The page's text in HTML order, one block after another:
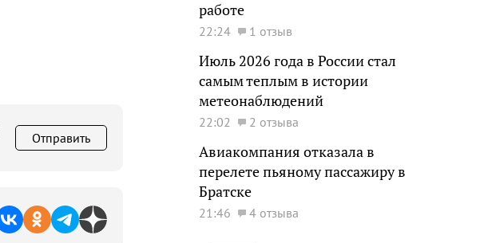
Отправить
работе
22:24 1 отзыв
Июль 2026 года в России стал
самым теплым в истории
метеонаблюдений
22:02 2 отзыва
Авиакомпания отказала в
перелете пьяному пассажиру в
Братске
21:46 4 отзыва